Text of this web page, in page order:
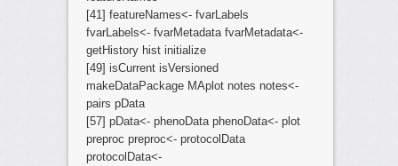
[41] featureNames<- fvarLabels
fvarLabels<- fvarMetadata fvarMetadata<-
getHistory hist initialize
[49] isCurrent isVersioned
makeDataPackage MAplot notes notes<-
pairs pData
[57] pData<- phenoData phenoData<- plot
preproc preproc<- protocolData
protocolData<-